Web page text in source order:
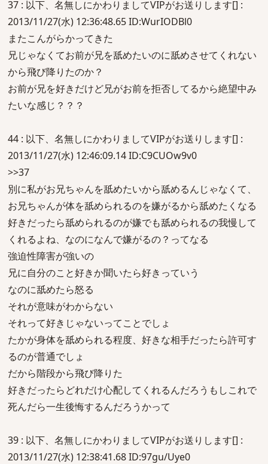
37 : 以下、名無しにかわりましてVIPがお送りします[] :
2013/11/27(水) 12:36:48.65 ID:WurIODBl0
またこんがらかってきた
兄じゃなくてお前が兄を舐めたいのに舐めさせてくれない
から飛び降りたのか？
お前が兄を好きだけど兄がお前を拒否してるから絶望中み
たいな感じ？？？
44 : 以下、名無しにかわりましてVIPがお送りします[] :
2013/11/27(水) 12:46:09.14 ID:C9CUOw9v0
>>37
別に私がお兄ちゃんを舐めたいから舐めるんじゃなくて、
お兄ちゃんが体を舐められるのを嫌がるから舐めたくなる
好きだったら舐められるのが嫌でも舐められるの我慢して
くれるよね、なのになんで嫌がるの？ってなる
強迫性障害が強いの
兄に自分のこと好きか聞いたら好きっていう
なのに舐めたら怒る
それが意味がわからない
それって好きじゃないってことでしょ
たかが身体を舐められる程度、好きな相手だったら許可す
るのが普通でしょ
だから階段から飛び降りた
好きだったらどれだけ心配してくれるんだろうもしこれで
死んだら一生後悔するんだろうかって
39 : 以下、名無しにかわりましてVIPがお送りします[] :
2013/11/27(水) 12:38:41.68 ID:97gu/Uye0